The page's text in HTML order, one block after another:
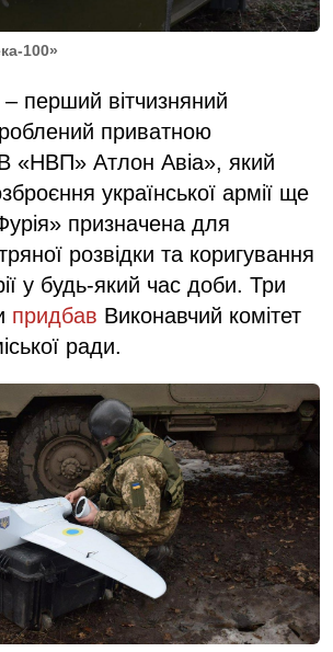
100»
– перший вітчизняний
приватною
«НВП» Атлон Авіа», який
української армії ще
призначена для
розвідки та коригування
у будь-який час доби. Три
придбав Виконавчий комітет
ради.